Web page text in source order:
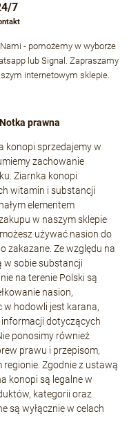
7
- pomożemy w wyborze
lub Signal. Zapraszamy
internetowym sklepie.
prawna
konopi sprzedajemy w
zachowanie
Ziarnka konopi
witamin i substancji
elementem
w naszym sklepie
używać nasion do
zakazane. Ze względu na
w sobie substancji
na terenie Polski są
nasion,
hodowli jest karana,
dotyczących
ponosimy również
prawu i przepisom,
Zgodnie z ustawą
konopi są legalne w
kategorii oraz
są wyłącznie w celach